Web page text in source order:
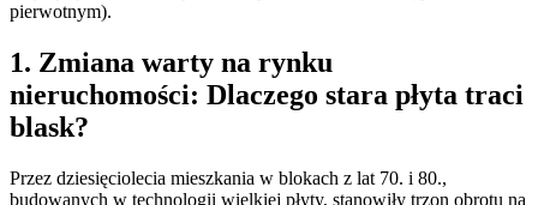
pierwotnym).
1. Zmiana warty na rynku
nieruchomości: Dlaczego stara płyta traci
blask?
Przez dziesięciolecia mieszkania w blokach z lat 70. i 80.,
budowanych w technologii wielkiej płyty, stanowiły trzon obrotu na